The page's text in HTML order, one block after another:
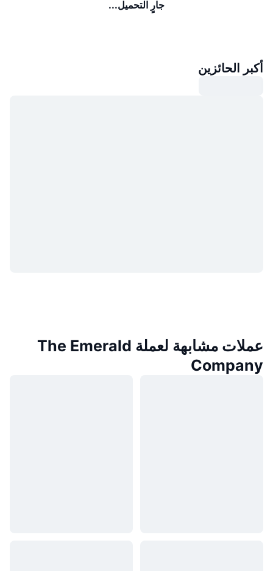
جارٍ التحميل...
أكبر الحائزين
عملات مشابهة لعملة The Emerald
Company